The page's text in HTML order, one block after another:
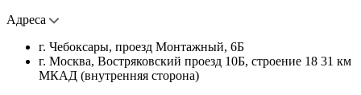
Адреса
г. Чебоксары, проезд Монтажный, 6Б
г. Москва, Востряковский проезд 10Б, строение 18 31 км
МКАД (внутренняя сторона)